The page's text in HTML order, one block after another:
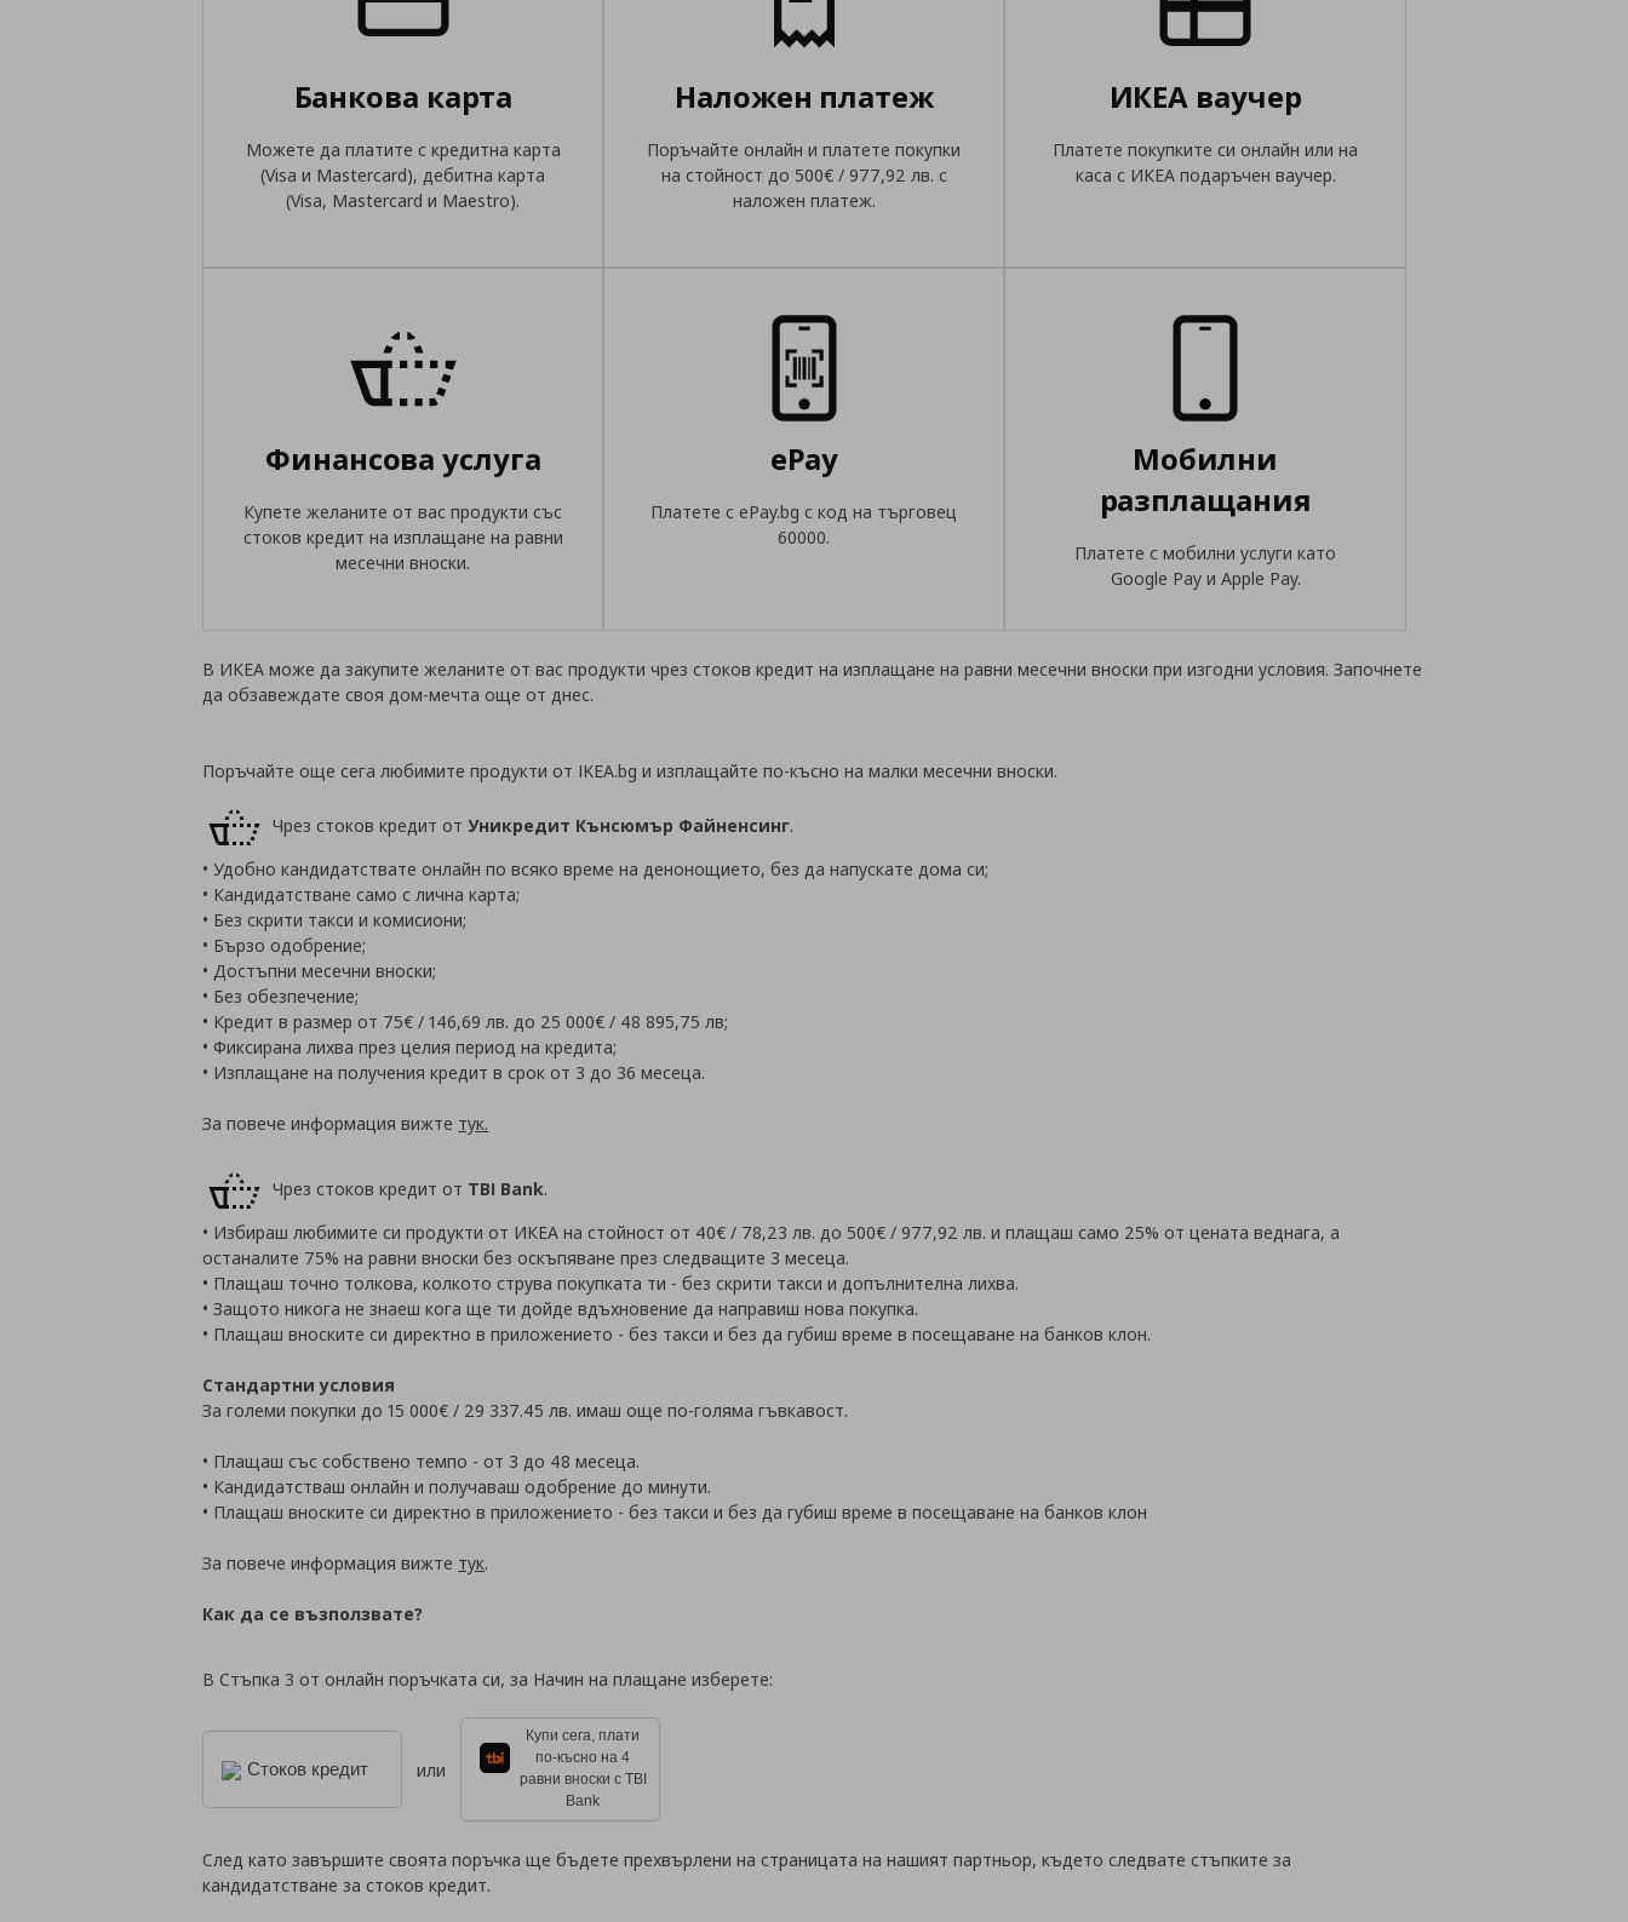
Банкова карта
Можете да платите с кредитна карта
(Visa и Mastercard), дебитна карта
(Visa, Mastercard и Maestro).
Наложен платеж
Поръчайте онлайн и платете покупки
на стойност до 500€ / 977,92 лв. с
наложен платеж.
ИКЕА ваучер
Платете покупките си онлайн или на
каса с ИКЕА подаръчен ваучер.
Финансова услуга
Купете желаните от вас продукти със
стоков кредит на изплащане на равни
месечни вноски.
ePay
Платете с еPay.bg с код на търговец
60000.
Мобилни
разплащания
Платете с мобилни услуги като
Google Pay и Apple Pay.
В ИКЕА може да закупите желаните от вас продукти чрез стоков кредит на изплащане на равни месечни вноски при изгодни условия. Започнете
да обзавеждате своя дом-мечта още от днес.
Поръчайте още сега любимите продукти от IKEA.bg и изплащайте по-късно на малки месечни вноски.
Чрез стоков кредит отУникредит Кънсюмър Файненсинг.
• Удобно кандидатствате онлайн по всяко време на денонощието, без да напускате дома си;
• Кандидатстване само с лична карта;
• Без скрити такси и комисиони;
• Бързо одобрение;
• Достъпни месечни вноски;
• Без обезпечение;
• Кредит в размер от 75€ / 146,69 лв. до 25 000€ / 48 895,75 лв;
• Фиксирана лихва през целия период на кредита;
• Изплащане на получения кредит в срок от 3 до 36 месеца.
За повече информация вижте тук.
Чрез стоков кредит от TBI Bank.
• Избираш любимите си продукти от ИКЕА на стойност от 40€ / 78,23 лв. до 500€ / 977,92 лв. и плащаш само 25% от цената веднага, а
останалите 75% на равни вноски без оскъпяване през следващите 3 месеца.
• Плащаш точно толкова, колкото струва покупката ти - без скрити такси и допълнителна лихва.
• Защото никога не знаеш кога ще ти дойде вдъхновение да направиш нова покупка.
• Плащаш вноските си директно в приложението - без такси и без да губиш време в посещаване на банков клон.
Стандартни условия
За големи покупки до 15 000€ / 29 337.45 лв. имаш още по-голяма гъвкавост.
• Плащаш със собствено темпо - от 3 до 48 месеца.
• Кандидатстваш онлайн и получаваш одобрение до минути.
• Плащаш вноските си директно в приложението - без такси и без да губиш време в посещаване на банков клон
За повече информация вижте тук.
Как да се възползвате?
В Стъпка 3 от онлайн поръчката си, за Начин на плащане изберете:
Стоков кредит или
Купи сега, плати
по-късно на 4
равни вноски с TBI
Bank
След като завършите своята поръчка ще бъдете прехвърлени на страницата на нашият партньор, където следвате стъпките за
кандидатстване за стоков кредит.